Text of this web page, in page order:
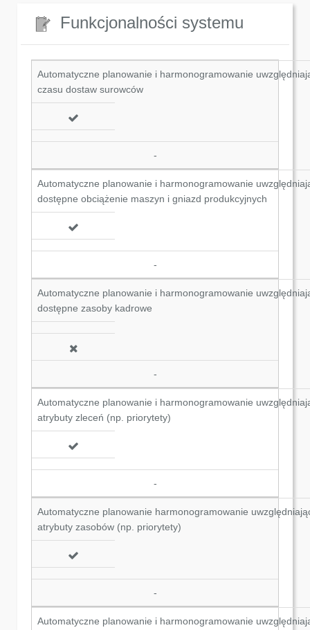
Funkcjonalności systemu
Automatyczne planowanie i harmonogramowanie
czasu dostaw surowców
-
Automatyczne planowanie i harmonogramowanie
dostępne obciążenie maszyn i gniazd produkcyjnych
-
Automatyczne planowanie i harmonogramowanie
dostępne zasoby kadrowe
-
Automatyczne planowanie i harmonogramowanie
atrybuty zleceń (np. priorytety)
-
Automatyczne planowanie harmonogramowanie
atrybuty zasobów (np. priorytety)
-
Automatyczne planowanie i harmonogramowanie